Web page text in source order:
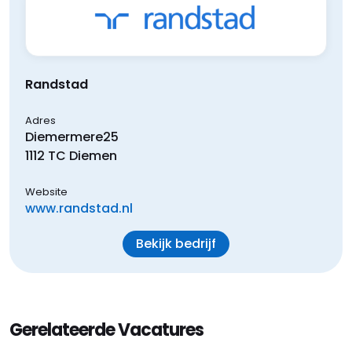
Randstad
Adres
Diemermere25
1112 TC Diemen
Website
www.randstad.nl
Bekijk bedrijf
Gerelateerde Vacatures